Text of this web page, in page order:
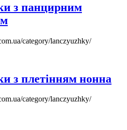
з панцирним
category/lanczyuzhky/
з плетінням нонна
category/lanczyuzhky/